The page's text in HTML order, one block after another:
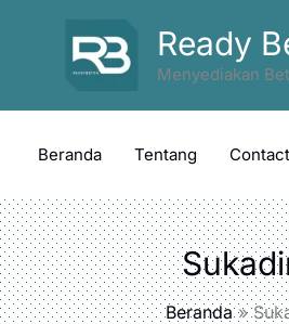
Ready
Menyediakan
Beranda Tentang Contact
Beranda